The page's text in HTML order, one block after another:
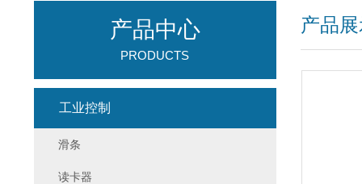
产品
产品中心
PRODUCTS
工业控制
滑条
读卡器